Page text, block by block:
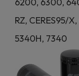
6200, 6300,
RZ, CERES95/
5340H, 7340